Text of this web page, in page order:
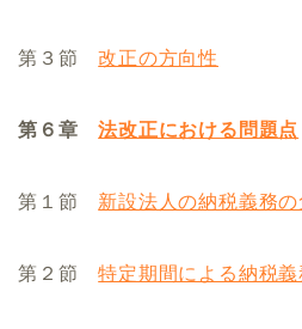
第３節改正の方向性
第６章法改正における問題点
第１節 新設法人の納税義務の
第２節特定期間による納税